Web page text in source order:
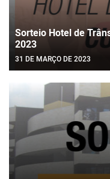
Sorteio Hotel de
2023
31 DE MARÇO DE 2023